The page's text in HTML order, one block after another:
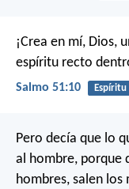
¡Crea en mí, Dios,
espíritu recto
Salmo 51:10 Espíritu
Pero decía que lo
al hombre, porque
hombres, salen